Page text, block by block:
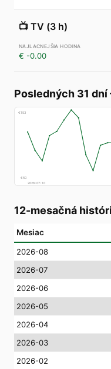
📺 TV (3 h)
€ -0.00
Posledných 31 dní
€153
€50
2026-07-10
12-mesačná
Mesiac
2026-08
2026-07
2026-06
2026-05
2026-04
2026-03
2026-02